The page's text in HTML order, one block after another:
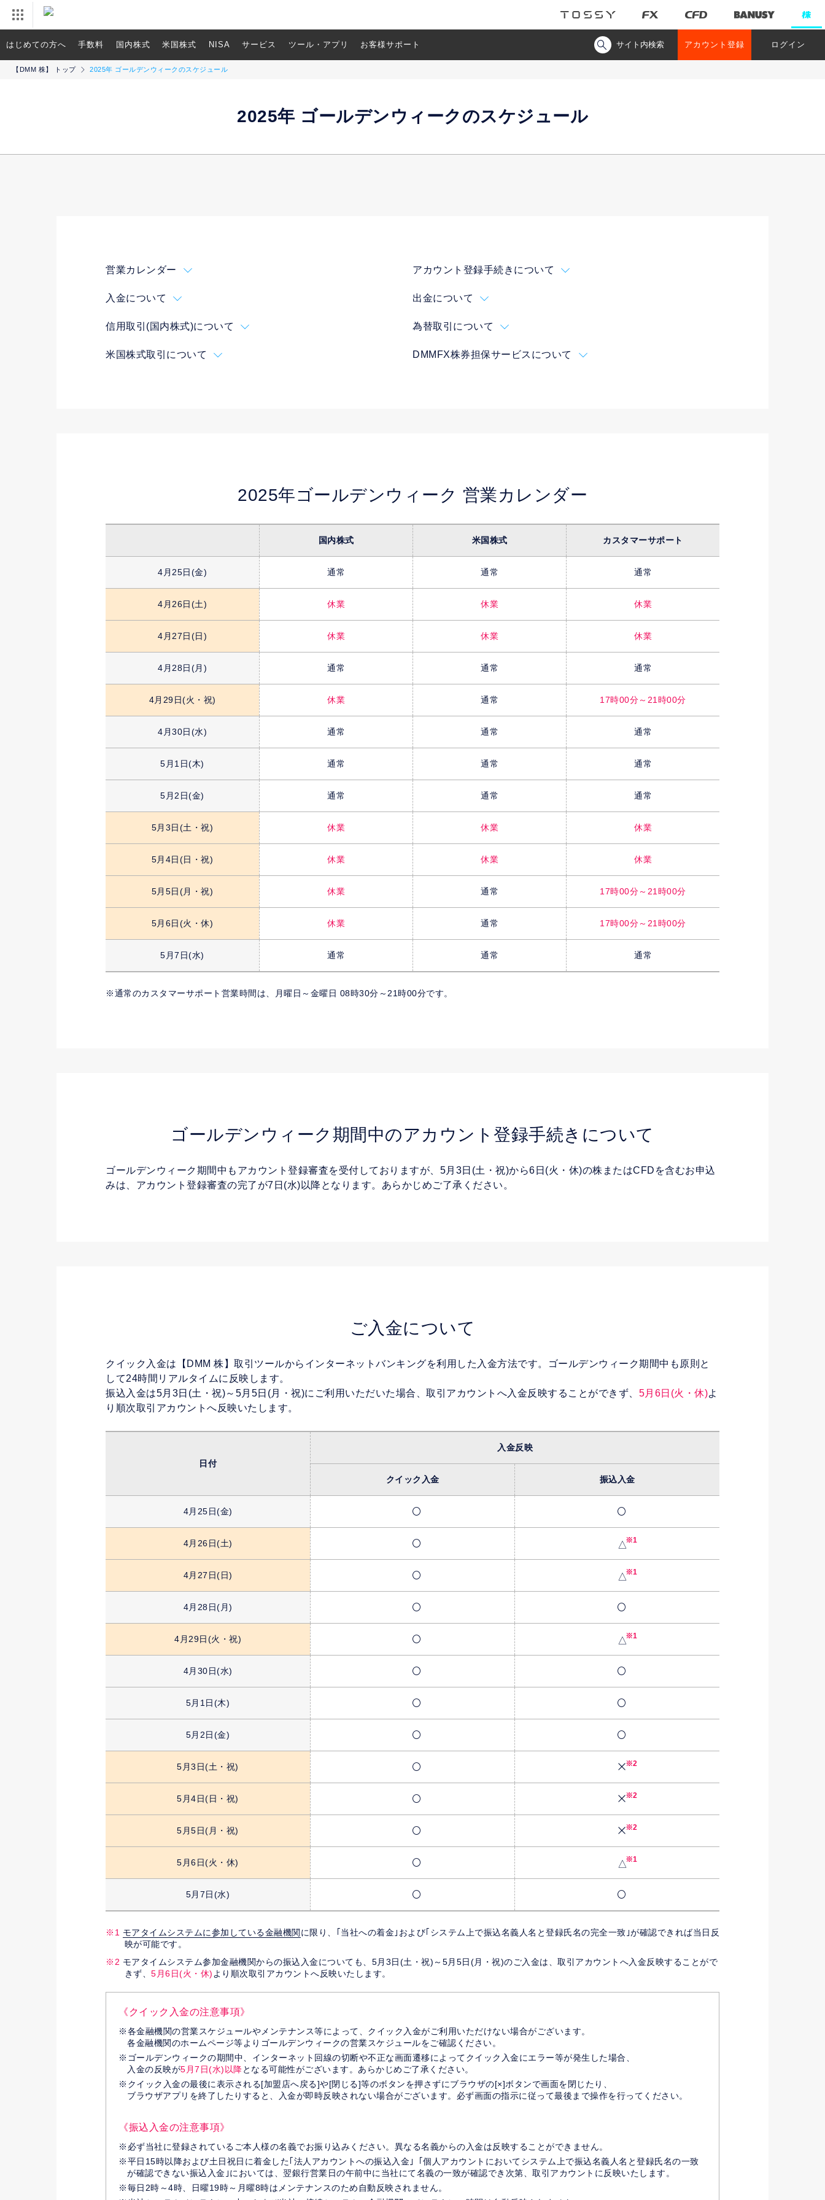
はじめての方へ 手数料 国内株式 米国株式 NISA サービス ツール・アプリ お客様サポート サイト内検索 アカウント登録 ログイン
【DMM 株】 トップ 2025年 ゴールデンウィークのスケジュール
2025年 ゴールデンウィークのスケジュール
営業カレンダー アカウント登録手続きについて
入金について 出金について
信用取引(国内株式)について 為替取引について
米国株式取引について DMMFX株券担保サービスについて
2025年ゴールデンウィーク 営業カレンダー
国内株式 米国株式 カスタマーサポート
4月25日(金) 通常 通常 通常
4月26日(土) 休業 休業 休業
4月27日(日) 休業 休業 休業
4月28日(月) 通常 通常 通常
4月29日(火・祝) 休業 通常 17時00分～21時00分
4月30日(水) 通常 通常 通常
5月1日(木) 通常 通常 通常
5月2日(金) 通常 通常 通常
5月3日(土・祝) 休業 休業 休業
5月4日(日・祝) 休業 休業 休業
5月5日(月・祝) 休業 通常 17時00分～21時00分
5月6日(火・休) 休業 通常 17時00分～21時00分
5月7日(水) 通常 通常 通常
通常のカスタマーサポート営業時間は、月曜日～金曜日 08時30分～21時00分です。
ゴールデンウィーク期間中のアカウント登録手続きについて
ゴールデンウィーク期間中もアカウント登録審査を受付しておりますが、5月3日(土・祝)から6日(火・休)の株またはCFDを含むお申込
みは、アカウント登録審査の完了が7日(水)以降となります。あらかじめご了承ください。
ご入金について
クイック入金は【DMM 株】取引ツールからインターネットバンキングを利用した入金方法です。ゴールデンウィーク期間中も原則と
して24時間リアルタイムに反映します。
振込入金は5月3日(土・祝)～5月5日(月・祝)にご利用いただいた場合、取引アカウントへ入金反映することができず、 5月6日(火・休)よ
り順次取引アカウントへ反映いたします。
日付
入金反映
クイック入金 振込入金
4月25日(金)
4月26日(土) ※1
4月27日(日) ※1
4月28日(月)
4月29日(火・祝) ※1
4月30日(水)
5月1日(木)
5月2日(金)
5月3日(土・祝) ※2
5月4日(日・祝) ※2
5月5日(月・祝) ※2
5月6日(火・休) ※1
5月7日(水)
モアタイムシステムに参加している金融機関に限り、｢当社への着金｣および｢システム上で振込名義人名と登録氏名の完全一致｣が確認できれば当日反
映が可能です。
モアタイムシステム参加金融機関からの振込入金についても、5月3日(土・祝)～5月5日(月・祝)のご入金は、取引アカウントへ入金反映することがで
きず、5月6日(火・休) より順次取引アカウントへ反映いたします。
《クイック入金の注意事項》
各金融機関の営業スケジュールやメンテナンス等によって、クイック入金がご利用いただけない場合がございます。
各金融機関のホームページ等よりゴールデンウィークの営業スケジュールをご確認ください。
ゴールデンウィークの期間中、インターネット回線の切断や不正な画面遷移によってクイック入金にエラー等が発生した場合、
入金の反映が5月7日(水)以降となる可能性がございます。あらかじめご了承ください。
クイック入金の最後に表示される[加盟店へ戻る]や[閉じる]等のボタンを押さずにブラウザの[×]ボタンで画面を閉じたり、
ブラウザアプリを終了したりすると、入金が即時反映されない場合がございます。必ず画面の指示に従って最後まで操作を行ってください。
《振込入金の注意事項》
必ず当社に登録されているご本人様の名義でお振り込みください。異なる名義からの入金は反映することができません。
平日15時以降および土日祝日に着金した｢法人アカウントへの振込入金｣「個人アカウントにおいてシステム上で振込名義人名と登録氏名の一致
が確認できない振込入金｣においては、翌銀行営業日の午前中に当社にて名義の一致が確認でき次第、取引アカウントに反映いたします。
毎日2時～4時、日曜19時～月曜8時はメンテナンスのため自動反映されません。